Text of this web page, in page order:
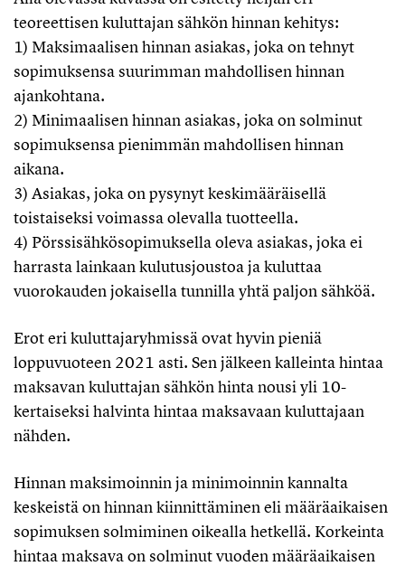
teoreettisen kuluttajan sähkön hinnan kehitys:
1) Maksimaalisen hinnan asiakas, joka on tehnyt
sopimuksensa suurimman mahdollisen hinnan
ajankohtana.
2) Minimaalisen hinnan asiakas, joka on solminut
sopimuksensa pienimmän mahdollisen hinnan
aikana.
3) Asiakas, joka on pysynyt keskimääräisellä
toistaiseksi voimassa olevalla tuotteella.
4) Pörssisähkösopimuksella oleva asiakas, joka ei
harrasta lainkaan kulutusjoustoa ja kuluttaa
vuorokauden jokaisella tunnilla yhtä paljon sähköä.
Erot eri kuluttajaryhmissä ovat hyvin pieniä
loppuvuoteen 2021 asti. Sen jälkeen kalleinta hintaa
maksavan kuluttajan sähkön hinta nousi yli 10-
kertaiseksi halvinta hintaa maksavaan kuluttajaan
nähden.
Hinnan maksimoinnin ja minimoinnin kannalta
keskeistä on hinnan kiinnittäminen eli määräaikaisen
sopimuksen solmiminen oikealla hetkellä. Korkeinta
hintaa maksava on solminut vuoden määräaikaisen